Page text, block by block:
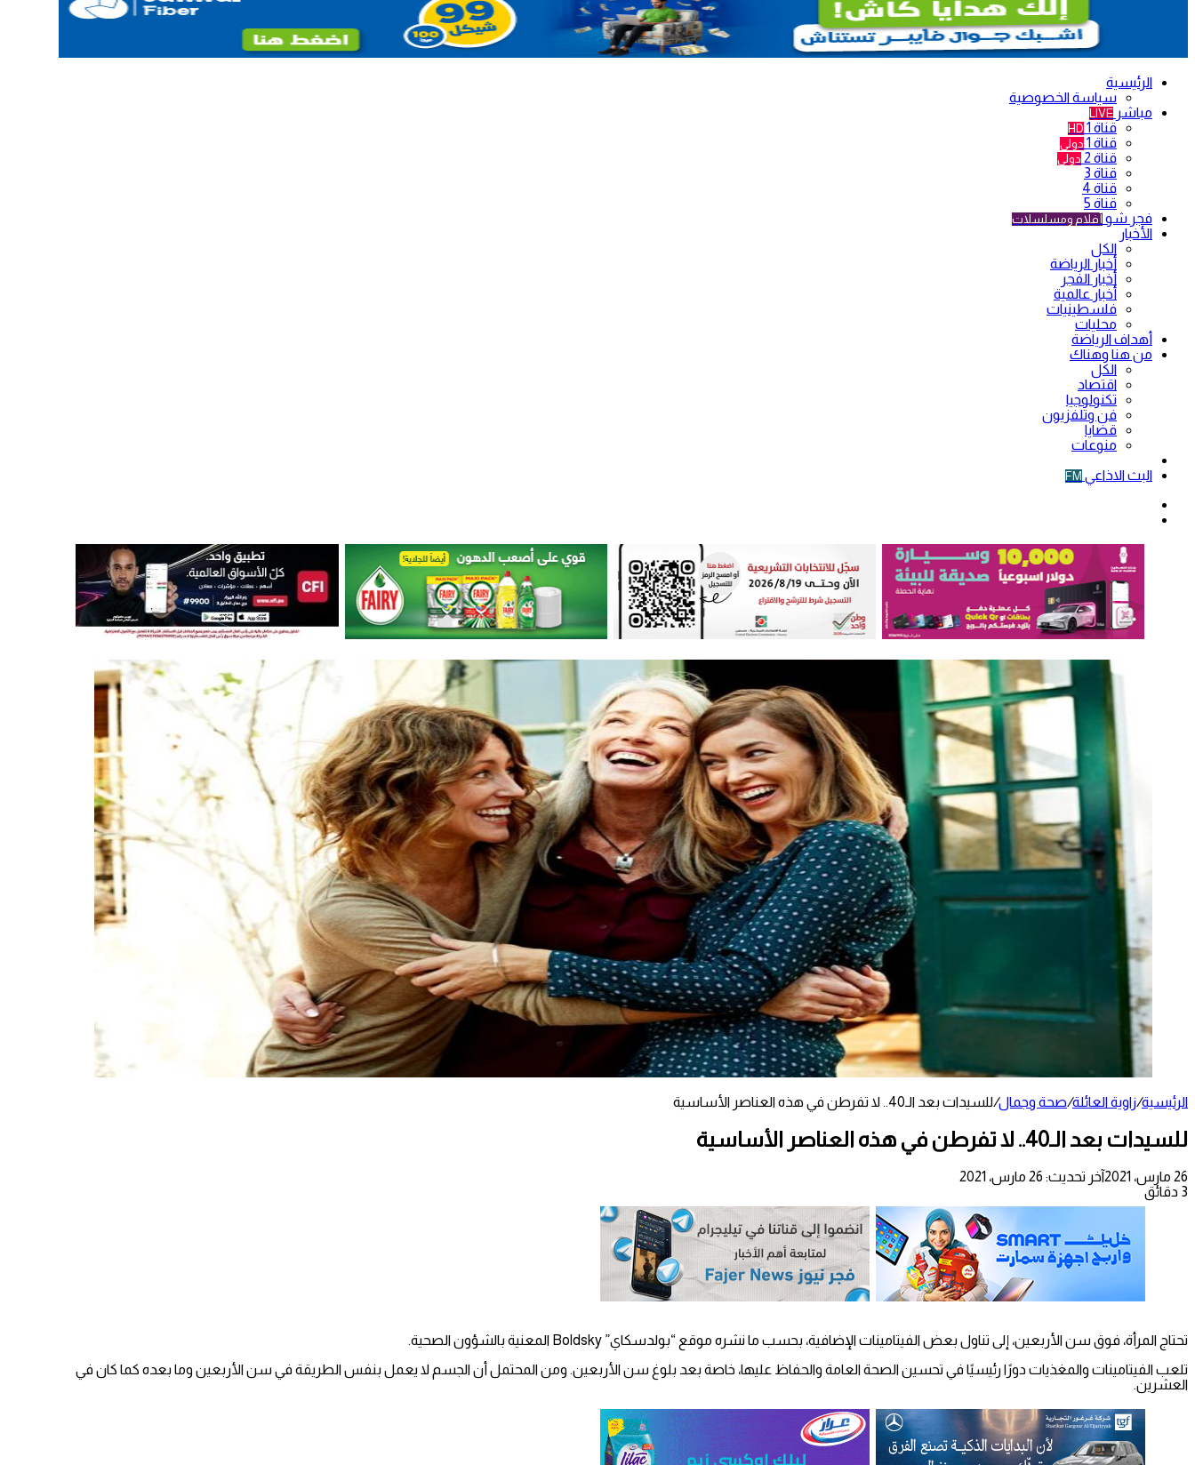
الرئيسية
سياسة الخصوصية
مباشر LIVE
قناة 1 HD
قناة 1 دولي
قناة 2 دولي
قناة 3
قناة 4
قناة 5
فجر شو أفلام ومسلسلات
الأخبار
الكل
أخبار الرياضة
أخبار الفجر
أخبار عالمية
فلسطينيات
محليات
أهداف الرياضة
من هنا وهناك
الكل
اقتصاد
تكنولوجيا
فن وتلفزيون
قضايا
منوعات
البث الاذاعي FM
الرئيسية/زاوية العائلة/صحة وجمال/للسيدات بعد الـ40.. لا تفرطن في هذه العناصر الأساسية
للسيدات بعد الـ40.. لا تفرطن في هذه العناصر الأساسية
26 مارس، 2021
آخر تحديث: 26 مارس، 2021
3 دقائق
تحتاج المرأة، فوق سن الأربعين، إلى تناول بعض الفيتامينات الإضافية، بحسب ما نشره موقع “بولدسكاي” Boldsky المعنية بالشؤون الصحية.
تلعب الفيتامينات والمغذيات دورًا رئيسيًا في تحسين الصحة العامة والحفاظ عليها، خاصة بعد بلوغ سن الأربعين. ومن المحتمل أن الجسم لا يعمل بنفس الطريقة في سن الأربعين وما بعده كما كان في
العشرين.